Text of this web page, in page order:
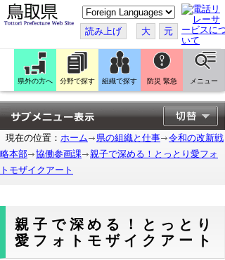
こ
の
ペ
ー
ジ
翻
訳
す
る
読み上げ 大 元
県外の方へ 分野で探す 組織で探す 防災 緊急 メニュー
現在の位置： ホーム 県の組織と仕事
令和の改新戦
略本部
協働参画課
親子で深める！とっとり愛フォ
トモザイクアート
親子で深める！とっとり
愛フォトモザイクアート